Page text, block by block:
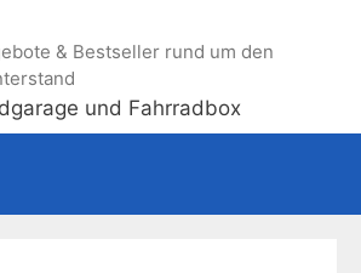
& Bestseller rund um den